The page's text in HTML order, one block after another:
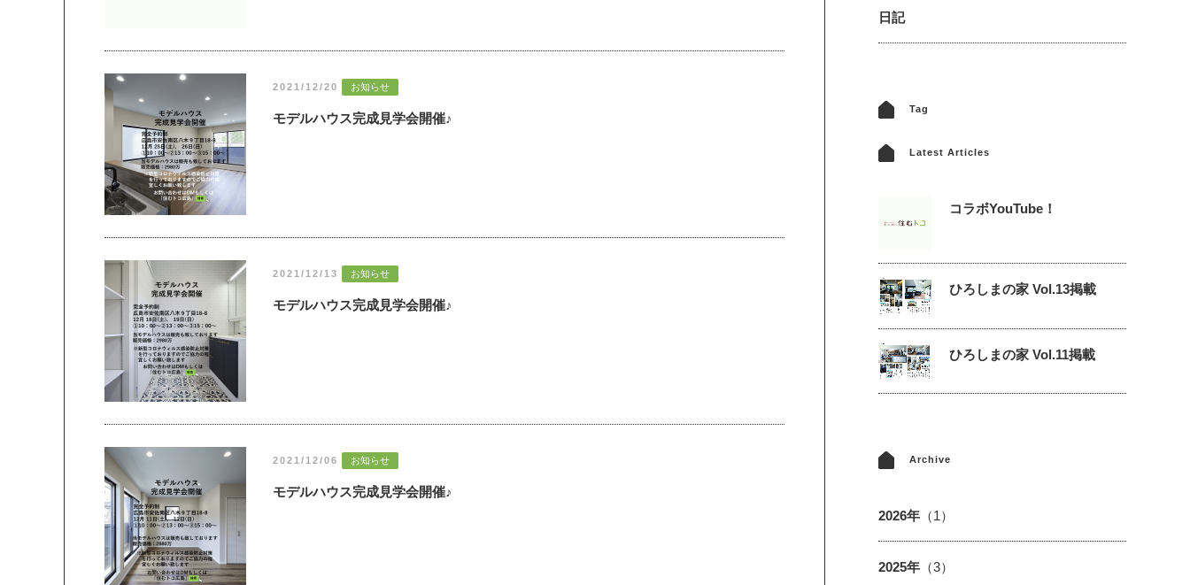
2021/12/20 お知らせ
モデルハウス完成見学会開催♪
2021/12/13 お知らせ
モデルハウス完成見学会開催♪
2021/12/06 お知らせ
モデルハウス完成見学会開催♪
日記
Tag
Latest Articles
コラボYouTube！
ひろしまの家 Vol.13掲載
ひろしまの家 Vol.11掲載
Archive
2026年 （1）
2025年 （3）